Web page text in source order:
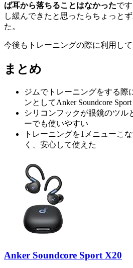
ば耳から落ちることはなかったで
し緩んできたと思ったらちょっと
た。
今後もトレーニングの際に利用し
まとめ
ジムでトレーニングをする際
ンとしてAnker Soundcore
シリコンフックが眼鏡のツル
ーでも使いやすい
トレーニングを1メニューこ
く、安心して使えた
Anker Soundcore Sport X20